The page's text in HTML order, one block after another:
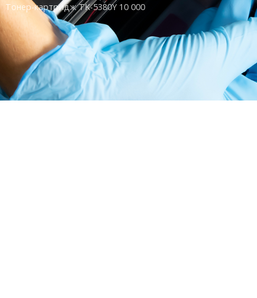
Тонер-картридж TK-5380Y 10 000